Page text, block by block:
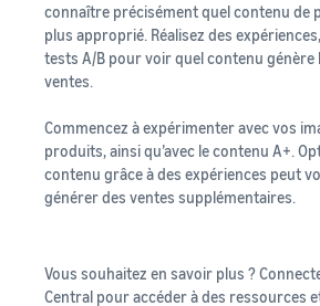
connaître précisément quel contenu de
plus approprié. Réalisez des
tests A/B pour voir quel contenu génère
ventes.
Commencez à expérimenter avec vos
produits, ainsi qu’avec le contenu A+.
contenu grâce à des expériences peut
générer des ventes supplémentaires.
Vous souhaitez en savoir plus ?
Central pouraccéderà des ressources